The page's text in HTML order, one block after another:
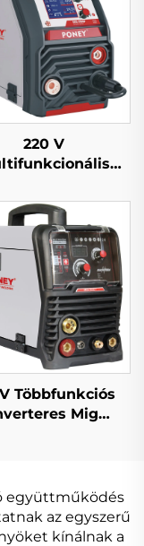
220 V
Mig-200
Impulzus LCD
Szabályozású
MIG
Többfunkciós
Mig
Mig
együttműködés
az egyszerű
kínálnak a